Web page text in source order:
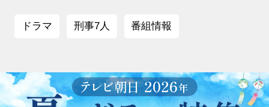
ドラマ 刑事7人 番組情報